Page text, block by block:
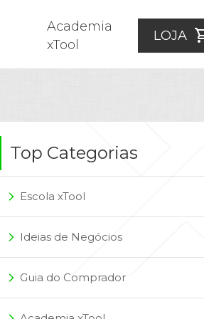
Academia
xTool
LOJA
Top Categorias
arrow_forward_ios Escola xTool
arrow_forward_ios Ideias de Negócios
arrow_forward_ios Guia do Comprador